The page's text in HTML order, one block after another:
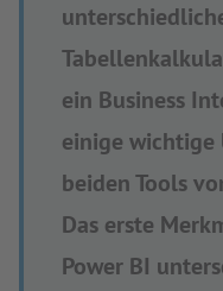
ein Business
einige wichtige
beiden Tools
Das erste
Power BI